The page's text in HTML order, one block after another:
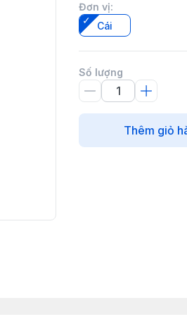
Đơn vị:
Cái
Số lượng
Thêm giỏ